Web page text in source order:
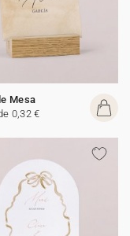
Mesa
0,32 €